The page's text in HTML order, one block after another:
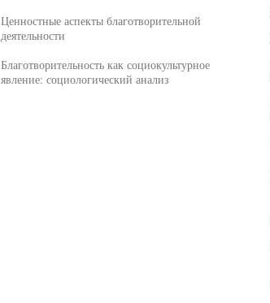
Ценностные аспекты благотворительной
деятельности
Благотворительность как социокультурное
явление: социологический анализ